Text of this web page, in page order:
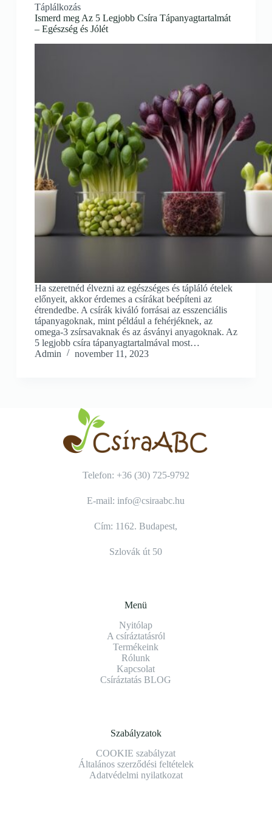
Táplálkozás
Ismerd meg Az 5 Legjobb Csíra Tápanyagtartalmát
– Egészség és Jólét
Ha szeretnéd élvezni az egészséges és tápláló ételek
előnyeit, akkor érdemes a csírákat beépíteni az
étrendedbe. A csírák kiváló forrásai az esszenciális
tápanyagoknak, mint például a fehérjéknek, az
omega-3 zsírsavaknak és az ásványi anyagoknak. Az
5 legjobb csíra tápanyagtartalmával most…
Admin
november 11, 2023
Telefon: +36 (30) 725-9792
E-mail: info@csiraabc.hu
Cím: 1162. Budapest,
Szlovák út 50
Menü
Nyitólap
A csíráztatásról
Termékeink
Rólunk
Kapcsolat
Csíráztatás BLOG
Szabályzatok
COOKIE szabályzat
Általános szerződési feltételek
Adatvédelmi nyilatkozat